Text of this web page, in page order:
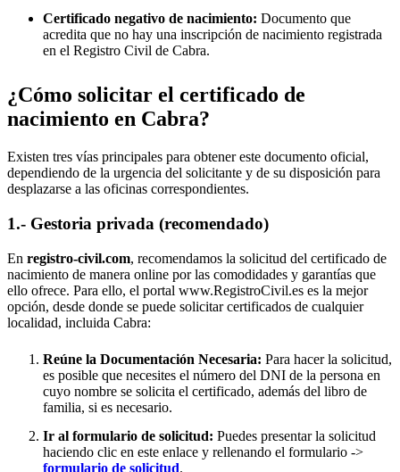
Certificado negativo de nacimiento: Documento que
acredita que no hay una inscripción de nacimiento registrada
en el Registro Civil de Cabra.
¿Cómo solicitar el certificado de
nacimiento en Cabra?
Existen tres vías principales para obtener este documento oficial,
dependiendo de la urgencia del solicitante y de su disposición para
desplazarse a las oficinas correspondientes.
1.- Gestoria privada (recomendado)
En registro-civil.com, recomendamos la solicitud del certificado de
nacimiento de manera online por las comodidades y garantías que
ello ofrece. Para ello, el portal www.RegistroCivil.es es la mejor
opción, desde donde se puede solicitar certificados de cualquier
localidad, incluida Cabra:
Reúne la Documentación Necesaria: Para hacer la solicitud,
es posible que necesites el número del DNI de la persona en
cuyo nombre se solicita el certificado, además del libro de
familia, si es necesario.
Ir al formulario de solicitud: Puedes presentar la solicitud
haciendo clic en este enlace y rellenando el formulario ->
formulario de solicitud.